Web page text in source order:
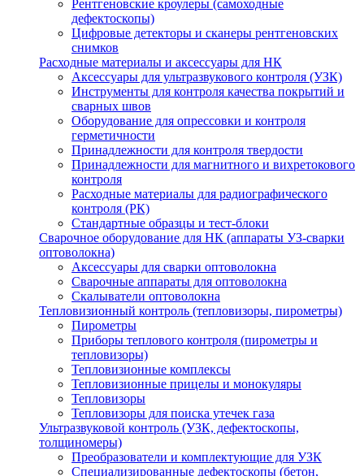
Рентгеновские кроулеры (самоходные
дефектоскопы)
Цифровые детекторы и сканеры рентгеновских
снимков
Расходные материалы и аксессуары для НК
Аксессуары для ультразвукового контроля (УЗК)
Инструменты для контроля качества покрытий и
сварных швов
Оборудование для опрессовки и контроля
герметичности
Принадлежности для контроля твердости
Принадлежности для магнитного и вихретокового
контроля
Расходные материалы для радиографического
контроля (РК)
Стандартные образцы и тест-блоки
Сварочное оборудование для НК (аппараты УЗ-сварки
оптоволокна)
Аксессуары для сварки оптоволокна
Сварочные аппараты для оптоволокна
Скалыватели оптоволокна
Тепловизионный контроль (тепловизоры, пирометры)
Пирометры
Приборы теплового контроля (пирометры и
тепловизоры)
Тепловизионные комплексы
Тепловизионные прицелы и монокуляры
Тепловизоры
Тепловизоры для поиска утечек газа
Ультразвуковой контроль (УЗК, дефектоскопы,
толщиномеры)
Преобразователи и комплектующие для УЗК
Специализированные дефектоскопы (бетон,